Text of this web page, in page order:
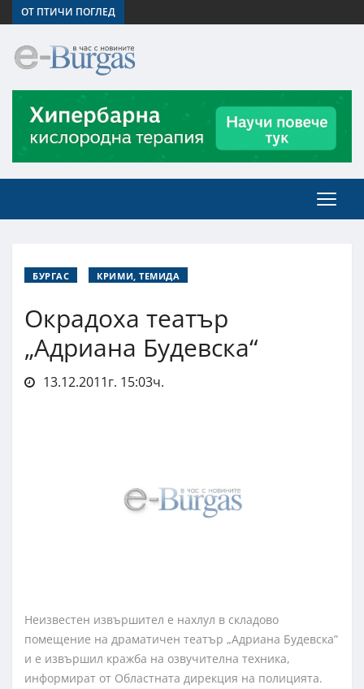
ОТ ПТИЧИ ПОГЛЕД
БУРГАС КРИМИ, ТЕМИДА
Окрадоха театър
„Адриана Будевска“
13.12.2011г. 15:03ч.
Неизвестен извършител е нахлул в складово
помещение на драматичен театър „Адриана Будевска”
и е извършил кражба на озвучителна техника,
информират от Областната дирекция на полицията.